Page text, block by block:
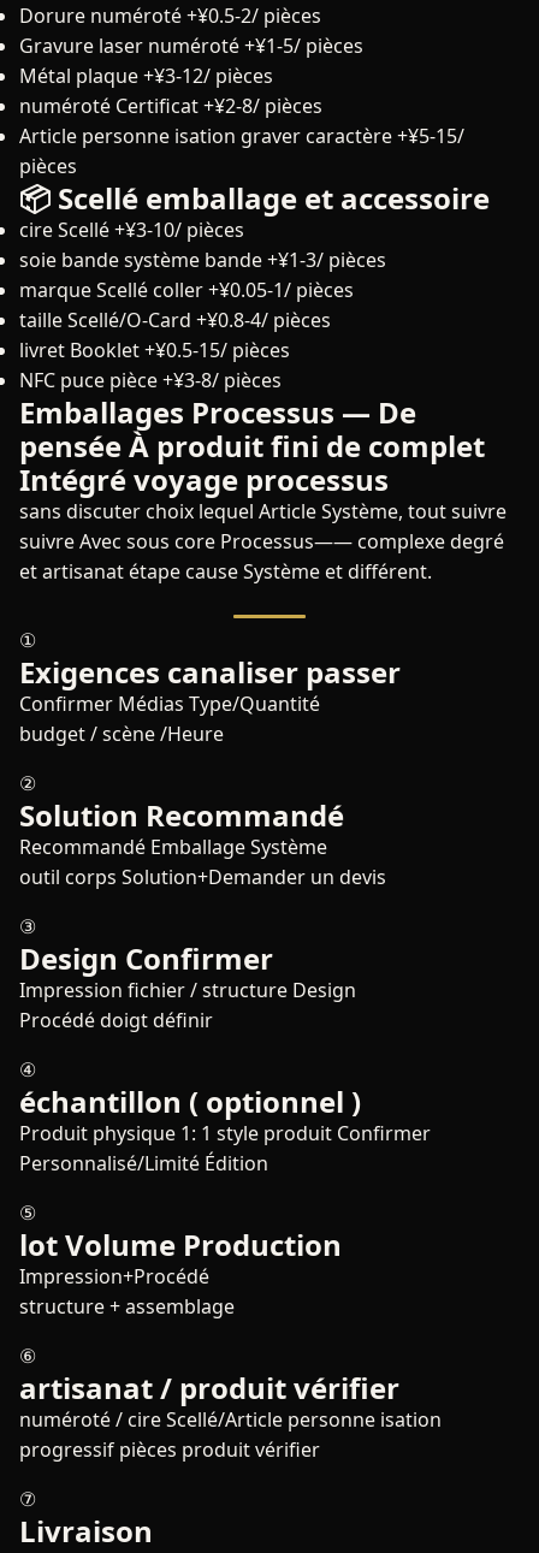
Dorure numéroté+¥0.5-2/ pièces
Gravure laser numéroté+¥1-5/ pièces
Métal plaque+¥3-12/ pièces
numéroté Certificat+¥2-8/ pièces
Article personne isation graver caractère+¥5-15/
pièces
📦 Scellé emballage et accessoire
cire Scellé+¥3-10/ pièces
soie bande système bande+¥1-3/ pièces
marque Scellé coller+¥0.05-1/ pièces
taille Scellé/O-Card +¥0.8-4/ pièces
livret Booklet+¥0.5-15/ pièces
NFC puce pièce+¥3-8/ pièces
Emballages Processus — De
pensée À produit fini de complet
Intégré voyage processus
sans discuter choix lequel Article Système, tout suivre
suivre Avec sous core Processus—— complexe degré
et artisanat étape cause Système et différent.
①
Exigences canaliser passer
Confirmer Médias Type/Quantité
budget / scène /Heure
②
Solution Recommandé
Recommandé Emballage Système
outil corps Solution+Demander un devis
③
Design Confirmer
Impression fichier / structure Design
Procédé doigt définir
④
échantillon ( optionnel )
Produit physique 1: 1 style produit Confirmer
Personnalisé/Limité Édition
⑤
lot Volume Production
Impression+Procédé
structure + assemblage
⑥
artisanat / produit vérifier
numéroté / cire Scellé/Article personne isation
progressif pièces produit vérifier
⑦
Livraison